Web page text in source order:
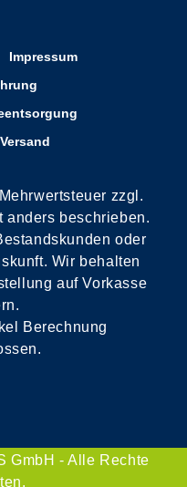
Impressum
zzgl.
anders beschrieben.
oder
Wir behalten
auf Vorkasse
Berechnung
GmbH - Alle Rechte